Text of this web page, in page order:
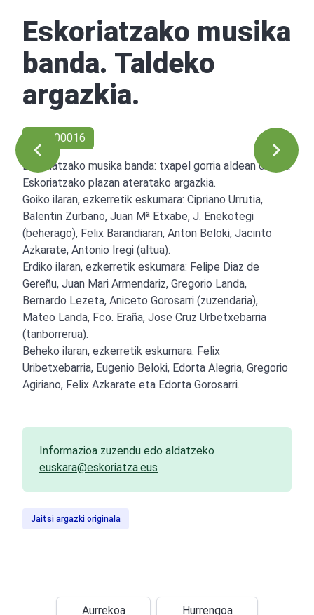
Eskoriatzako musika
banda. Taldeko
argazkia.
Ref: 00016
Eskoriatzako musika banda: txapel gorria aldean dutela
Eskoriatzako plazan ateratako argazkia.
Goiko ilaran, ezkerretik eskumara: Cipriano Urrutia,
Balentin Zurbano, Juan Mª Etxabe, J. Enekotegi
(beherago), Felix Barandiaran, Anton Beloki, Jacinto
Azkarate, Antonio Iregi (altua).
Erdiko ilaran, ezkerretik eskumara: Felipe Diaz de
Gereñu, Juan Mari Armendariz, Gregorio Landa,
Bernardo Lezeta, Aniceto Gorosarri (zuzendaria),
Mateo Landa, Fco. Eraña, Jose Cruz Urbetxebarria
(tanborrerua).
Beheko ilaran, ezkerretik eskumara: Felix
Uribetxebarria, Eugenio Beloki, Edorta Alegria, Gregorio
Agiriano, Felix Azkarate eta Edorta Gorosarri.
Informazioa zuzendu edo aldatzeko
euskara@eskoriatza.eus
Jaitsi argazki originala
Aurrekoa Hurrengoa